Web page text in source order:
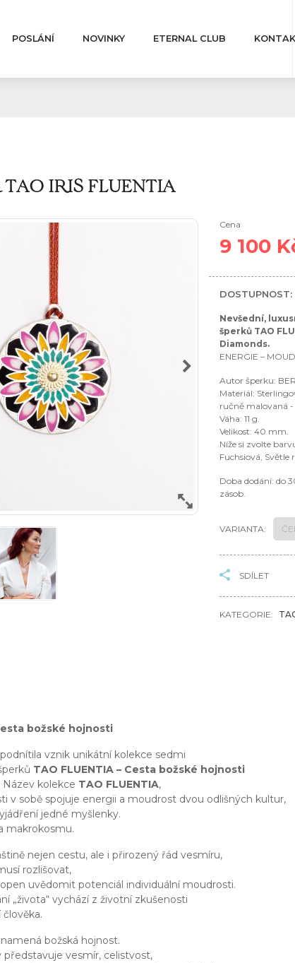
POSLÁNÍ NOVINKY ETERNAL CLUB
IRIS FLUENTIA
Cena
9 100
DOSTUPNOST:
Nevšední,
šperků TAO
Diamonds.
ENERGIE –
Autor šperku:
Materiál:
ručně malovaná -
Váha: 11 g.
Velikost: 40 mm.
Níže si zvolte
Fuchsiová, Světle
Doba dodání: do
zásob.
VARIANTA:
SDÍLET
KATEGORIE:
božské hojnosti
podnítila vznik unikátní kolekce sedmi
TAO FLUENTIA – Cesta božské hojnosti
kolekce TAO FLUENTIA,
v sobě spojuje energii a moudrost dvou odlišných kultur,
jedné myšlenky.
makrokosmu.
nejen cestu, ale i přirozený řád vesmíru,
rozlišovat,
uvědomit potenciál individuální moudrosti.
„života“ vychází z životní zkušenosti
božská hojnost.
představuje vesmír, celistvost,